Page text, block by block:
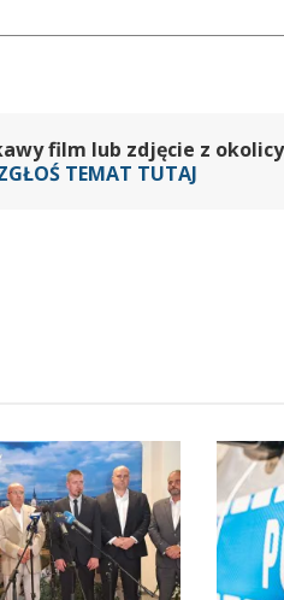
film lub zdjęcie z
TEMAT TUTAJ